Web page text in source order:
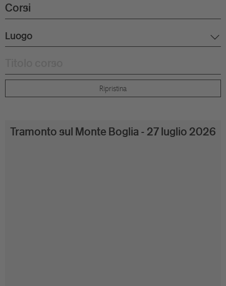
Corsi
Ripristina
Tramonto sul Monte Boglia - 27 luglio 2026